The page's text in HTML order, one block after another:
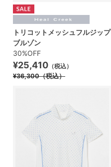
トリコットメッシュフルジップ
ブルゾン
30%OFF
¥25,410 （税込）
¥36,300（税込）